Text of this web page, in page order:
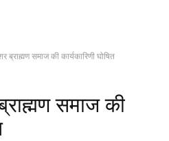
ब्राह्मण समाज की कार्यकारिणी घोषित
समाज की